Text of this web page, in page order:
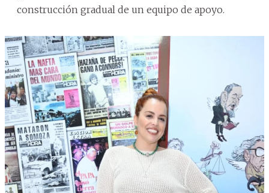
construcción gradual de un equipo de apoyo.